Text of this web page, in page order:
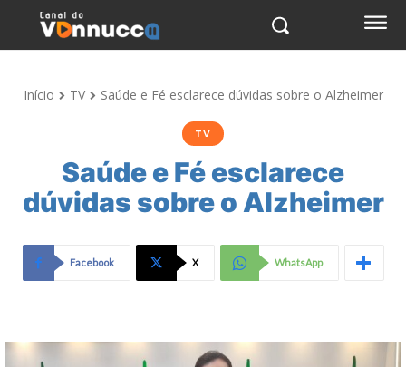
Início TV Saúde e Fé esclarece dúvidas sobre o Alzheimer
TV
Saúde e Fé esclarece
dúvidas sobre o Alzheimer
Facebook X WhatsApp